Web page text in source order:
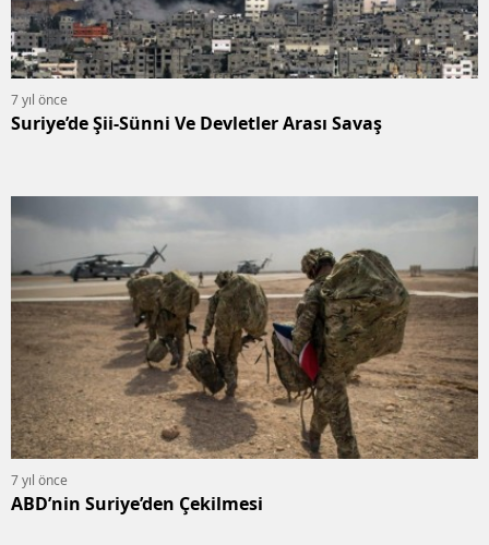
7 yıl önce
Suriye’de Şii-Sünni Ve Devletler Arası Savaş
7 yıl önce
ABD’nin Suriye’den Çekilmesi